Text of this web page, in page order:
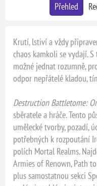
Přehled
Krutí, lstiví a vždy
chaos kamkoli se vydají.
možné jednat rozumně,
odpor nepřátelé kladou,
Destruction Battletome:
sběratele a hráče. Tento
umělecké tvorby, pozadí,
potřebných k rozpoutání
polích Mortal Realms.
Armies of Renown, Path
plus samostatnou sekci